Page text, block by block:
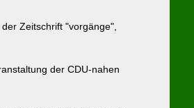
Zeitschrift "vorgänge",
der CDU-nahen